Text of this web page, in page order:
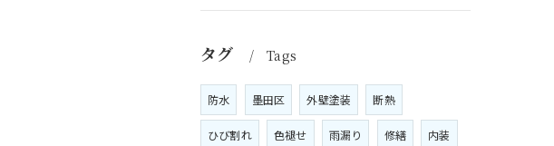
タグ Tags
防水 墨田区 外壁塗装 断熱
ひび割れ 色褪せ 雨漏り 修繕 内装